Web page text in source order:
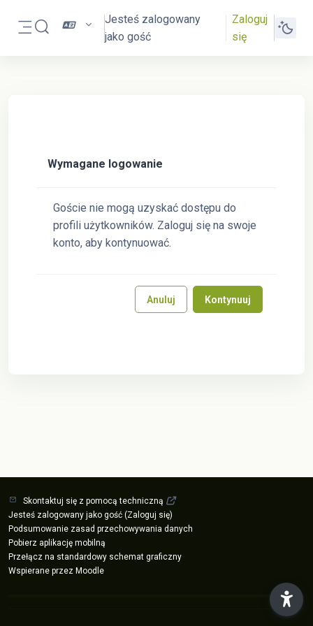
Panel boczny
Przełącznik wyszukiwarki
Jesteś zalogowany
jako gość
Zaloguj
się
Wymagane logowanie
Goście nie mogą uzyskać dostępu do
profili użytkowników. Zaloguj się na swoje
konto, aby kontynuować.
Anuluj Kontynuuj
Skontaktuj się z pomocą techniczną
Jesteś zalogowany jako gość (Zaloguj się)
Podsumowanie zasad przechowywania danych
Pobierz aplikację mobilną
Przełącz na standardowy schemat graficzny
Wspierane przez Moodle